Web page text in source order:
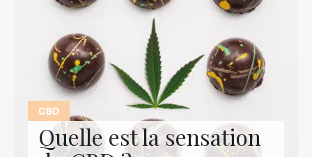
CBD
Quelle est la sensation
Entreprise
Hightech
Immobilier